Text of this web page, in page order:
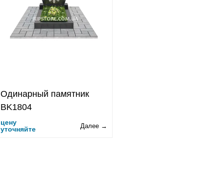
Одинарный памятник
BK1804
цену
уточняйте
Далее →